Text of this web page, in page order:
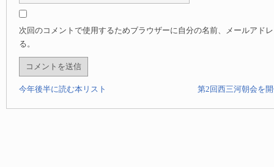
次回のコメントで使用するためブラウザーに自分の名前、メールアド
る。
今年後半に読む本リスト 第2回西三河朝会を